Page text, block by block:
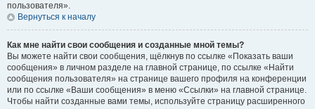
пользователя».
Вернуться к началу
Как мне найти свои сообщения и созданные мной темы?
Вы можете найти свои сообщения, щёлкнув по ссылке «Показать ваши
сообщения» в личном разделе на главной странице, по ссылке «Найти
сообщения пользователя» на странице вашего профиля на конференции
или по ссылке «Ваши сообщения» в меню «Ссылки» на главной странице.
Чтобы найти созданные вами темы, используйте страницу расширенного